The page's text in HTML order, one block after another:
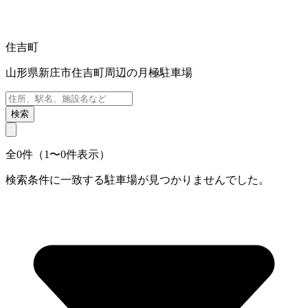
住吉町
山形県新庄市住吉町周辺の月極駐車場
検索
全0件（1〜0件表示）
検索条件に一致する駐車場が見つかりませんでした。